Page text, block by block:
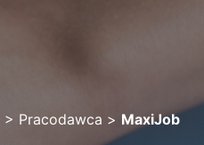
> Pracodawca > MaxiJob